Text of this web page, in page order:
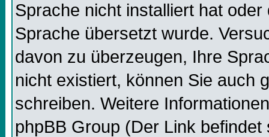
Sprache nicht installiert hat
Sprache übersetzt wurde.
davon zu überzeugen, Ihre
nicht existiert, können Sie auch
schreiben. Weitere
phpBB Group (Der Link